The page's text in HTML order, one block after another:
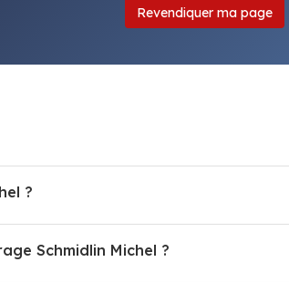
Revendiquer ma page
?
Schmidlin Michel ?